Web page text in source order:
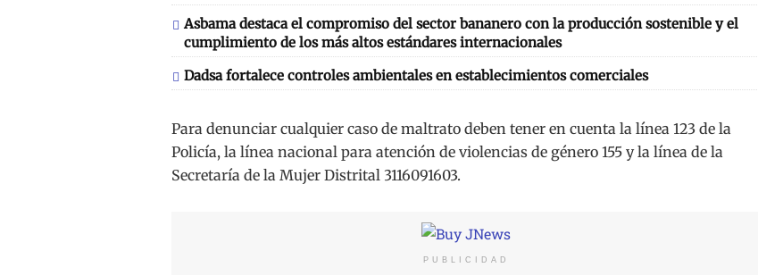
Asbama destaca el compromiso del sector bananero con la producción sostenible y el
cumplimiento de los más altos estándares internacionales
Dadsa fortalece controles ambientales en establecimientos comerciales
Para denunciar cualquier caso de maltrato deben tener en cuenta la línea 123 de la
Policía, la línea nacional para atención de violencias de género 155 y la línea de la
Secretaría de la Mujer Distrital 3116091603.
PUBLICIDAD